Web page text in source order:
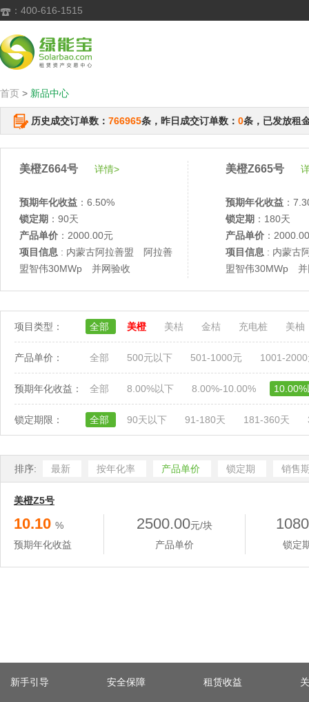
 ：400-616-1515
首页 > 新品中心
历史成交订单数： 766965条，昨日成交订单数： 0条，已发放租
美橙Z664号 详情>
预期年化收益 ：6.50%
锁定期 ：90天
产品单价 ：2000.00元
项目信息 : 内蒙古阿拉善盟 阿拉善
盟智伟30MWp 并网验收
美橙Z665号
预期年化收益 ：
锁定期 ：180天
产品单价 ：
项目信息 : 内蒙古
盟智伟30MWp 并
项目类型： 全部 美橙 美桔 金桔 充电桩 美柚
产品单价： 全部 500元以下 501-1000元 1001-
预期年化收益： 全部 8.00%以下 8.00%-10.00%
锁定期限： 全部 90天以下 91-180天 181-360天
排序: 最新 按年化率 产品单价 锁定期 销售
美橙Z5号
10.10 %
预期年化收益
2500.00元/块
产品单价
1080
锁定
新手引导 安全保障 租赁收益